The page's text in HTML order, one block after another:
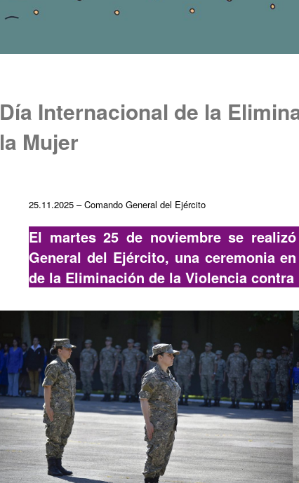
Día Internacional de la
la Mujer
25.11.2025 – Comando General del Ejército
El martes 25 de noviembre se
General del Ejército, una ceremonia
de la Eliminación de la Violencia contra